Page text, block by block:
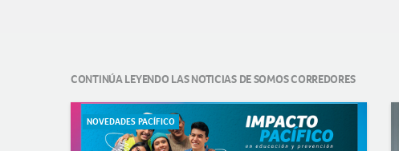
CONTINÚA LEYENDO LAS NOTICIAS DE SOMOS CORREDORES
NOVEDADES PACÍFICO